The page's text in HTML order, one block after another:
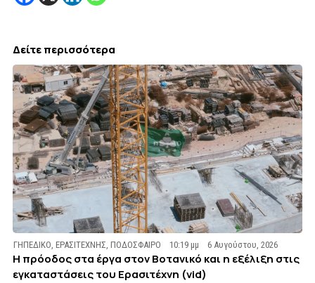
Δείτε περισσότερα
ΓΗΠΕΔΙΚΟ,ΕΡΑΣΙΤΕΧΝΗΣ,ΠΟΔΟΣΦΑΙΡΟ 10:19 μμ 6 Αυγούστου, 2026
Η πρόοδος στα έργα στον Βοτανικό και η εξέλιξη στις
εγκαταστάσεις του Ερασιτέχνη (vid)